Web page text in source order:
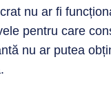
nu ar fi
pentru care
nu ar putea